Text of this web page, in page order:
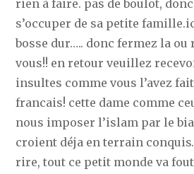
rien à faire. pas de boulot,
s’occuper de sa petite
bosse dur….. donc fermez la ou
vous!! en retour veuillez
insultes comme vous l’avez
francais! cette dame comme
nous imposer l’islam par le
croient déja en terrain
rire, tout ce petit monde va